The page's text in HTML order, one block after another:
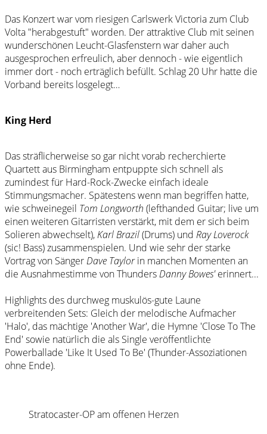
Das Konzert war vom riesigen Carlswerk Victoria zum Club
Volta "herabgestuft" worden. Der attraktive Club mit seinen
wunderschönen Leucht-Glasfenstern war daher auch
ausgesprochen erfreulich, aber dennoch - wie eigentlich
immer dort - noch erträglich befüllt. Schlag 20 Uhr hatte die
Vorband bereits losgelegt…
King Herd
Das sträflicherweise so gar nicht vorab recherchierte
Quartett aus Birmingham entpuppte sich schnell als
zumindest für Hard-Rock-Zwecke einfach ideale
Stimmungsmacher. Spätestens wenn man begriffen hatte,
wie schweinegeil Tom Longworth (lefthanded Guitar; live um
einen weiteren Gitarristen verstärkt, mit dem er sich beim
Solieren abwechselt),Karl Brazil(Drums) und Ray Loverock
(sic! Bass) zusammenspielen. Und wie sehr der starke
Vortrag von SängerDave Taylorin manchen Momenten an
die Ausnahmestimme von ThundersDanny Bowes'erinnert...
Highlights des durchweg muskulös-gute Laune
verbreitenden Sets: Gleich der melodische Aufmacher
'Halo', das mächtige 'Another War', die Hymne 'Close To The
End' sowie natürlich die als Single veröffentlichte
Powerballade 'Like It Used To Be' (Thunder-Assoziationen
ohne Ende).
Stratocaster-OP am offenen Herzen